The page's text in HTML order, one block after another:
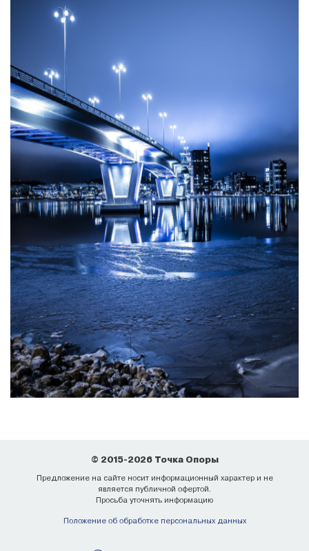
© 2015-2026 Точка Опоры
Предложение на сайте носит информационный характер и не
является публичной офертой.
Просьба уточнять информацию
Положение об обработке персональных данных